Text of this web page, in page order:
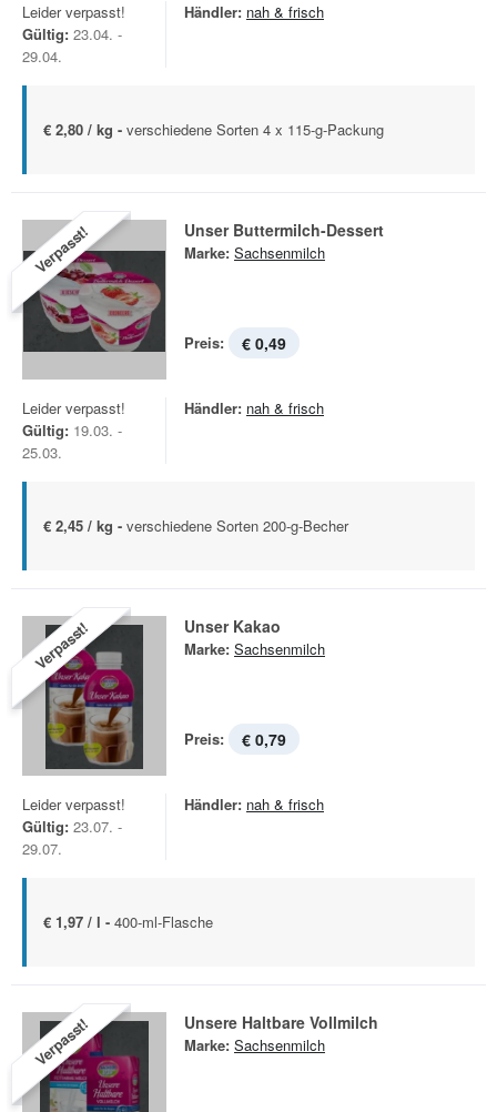
Leider verpasst!
Gültig: 23.04. -
29.04.
Händler: nah & frisch
€ 2,80 / kg - verschiedene Sorten 4 x 115-g-Packung
Verpasst! Unser Buttermilch-Dessert
Marke: Sachsenmilch
Preis: € 0,49
Leider verpasst!
Gültig: 19.03. -
25.03.
Händler: nah & frisch
€ 2,45 / kg - verschiedene Sorten 200-g-Becher
Verpasst! Unser Kakao
Marke: Sachsenmilch
Preis: € 0,79
Leider verpasst!
Gültig: 23.07. -
29.07.
Händler: nah & frisch
€ 1,97 / l - 400-ml-Flasche
Verpasst! Unsere Haltbare Vollmilch
Marke: Sachsenmilch